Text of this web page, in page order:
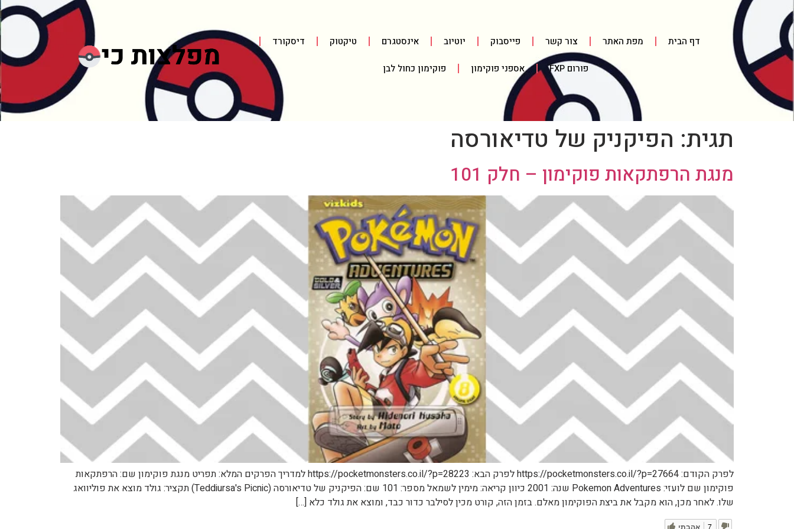
דף הבית מפת האתר צור קשר פייסבוק יוטיוב אינסטגרם טיקטוק דיסקורד
פורום FXP אספני פוקימון פוקימון כחול לבן
תגית: הפיקניק של טדיאורסה
מנגת הרפתקאות פוקימון – חלק 101
לפרק הקודם: https://pocketmonsters.co.il/?p=27664 לפרק הבא: https://pocketmonsters.co.il/?p=28223 למדריך הפרקים המלא: תפריט מנגת פוקימון שם: הרפתקאות
פוקימון שם לועזי: Pokemon Adventures שנה: 2001 כיוון קריאה: מימין לשמאל מספר: 101 שם: הפיקניק של טדיאורסה (Teddiursa's Picnic) תקציר: גולד מוצא את פוליוואג
שלו. לאחר מכן, הוא מקבל את ביצת הפוקימון מאלם. בזמן הזה, קורט מכין לסילבר כדור כבד, ומוצא את גולד כלא […]
אהבתי 7